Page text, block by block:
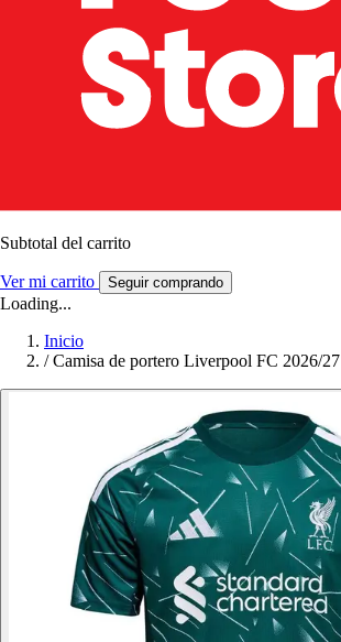
Subtotal del carrito
Ver mi carrito Seguir comprando
Loading...
Inicio
/ Camisa de portero Liverpool FC 2026/27